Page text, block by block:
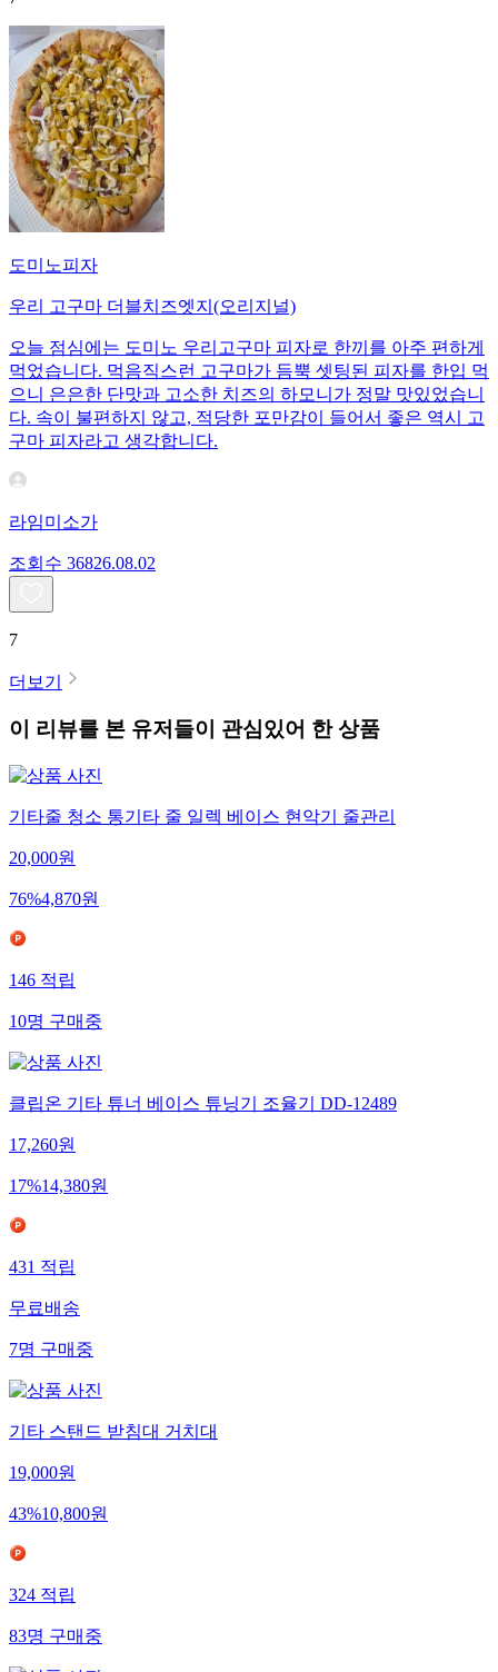
도미노피자
우리 고구마 더블치즈엣지(오리지널)
오늘 점심에는 도미노 우리고구마 피자로 한끼를 아주 편하게
먹었습니다. 먹음직스런 고구마가 듬뿍 셋팅된 피자를 한입 먹
으니 은은한 단맛과 고소한 치즈의 하모니가 정말 맛있었습니
다. 속이 불편하지 않고, 적당한 포만감이 들어서 좋은 역시 고
구마 피자라고 생각합니다.
라임미소가
조회수 36826.08.02
7
더보기
이 리뷰를 본 유저들이 관심있어 한 상품
기타줄 청소 통기타 줄 일렉 베이스 현악기 줄관리
20,000원
76%4,870원
146 적립
10명 구매중
클립온 기타 튜너 베이스 튜닝기 조율기 DD-12489
17,260원
17%14,380원
431 적립
무료배송
7명 구매중
기타 스탠드 받침대 거치대
19,000원
43%10,800원
324 적립
83명 구매중